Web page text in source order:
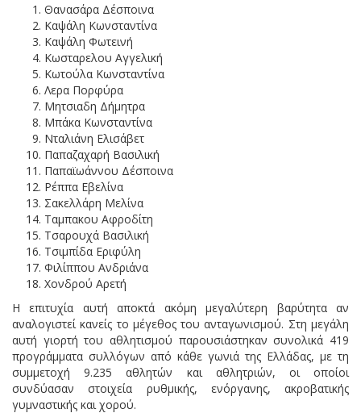
Θανασάρα Δέσποινα
Καψάλη Κωνσταντίνα
Καψάλη Φωτεινή
Κωσταρελου Αγγελική
Κωτούλα Κωνσταντίνα
Λερα Πορφύρα
Μητσιαδη Δήμητρα
Μπάκα Κωνσταντίνα
Νταλιάνη Ελισάβετ
Παπαζαχαρή Βασιλική
Παπαϊωάννου Δέσποινα
Ρέππα Εβελίνα
Σακελλάρη Μελίνα
Ταμπακου Αφροδίτη
Τσαρουχά Βασιλική
Τσιμπίδα Εριφύλη
Φιλίππου Ανδριάνα
Χονδρού Αρετή
Η επιτυχία αυτή αποκτά ακόμη μεγαλύτερη βαρύτητα αν
αναλογιστεί κανείς το μέγεθος του ανταγωνισμού. Στη μεγάλη
αυτή γιορτή του αθλητισμού παρουσιάστηκαν συνολικά 419
προγράμματα συλλόγων από κάθε γωνιά της Ελλάδας, με τη
συμμετοχή 9.235 αθλητών και αθλητριών, οι οποίοι
συνδύασαν στοιχεία ρυθμικής, ενόργανης, ακροβατικής
γυμναστικής και χορού.